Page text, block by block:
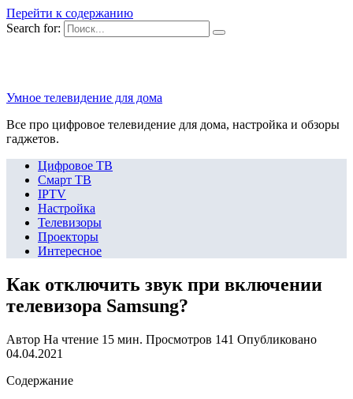
Перейти к содержанию
Search for:
Умное телевидение для дома
Все про цифровое телевидение для дома, настройка и обзоры
гаджетов.
Цифровое ТВ
Смарт ТВ
IPTV
Настройка
Телевизоры
Проекторы
Интересное
Как отключить звук при включении
телевизора Samsung?
Автор На чтение 15 мин. Просмотров 141 Опубликовано
04.04.2021
Содержание